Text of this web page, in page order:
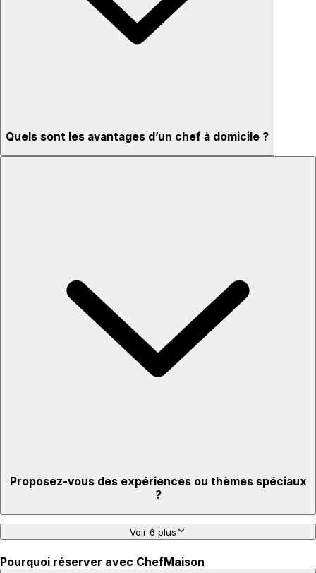
Quels sont les avantages d’un chef à domicile ?
Proposez-vous des expériences ou thèmes spéciaux
?
Voir 6 plus
Pourquoi réserver avec ChefMaison